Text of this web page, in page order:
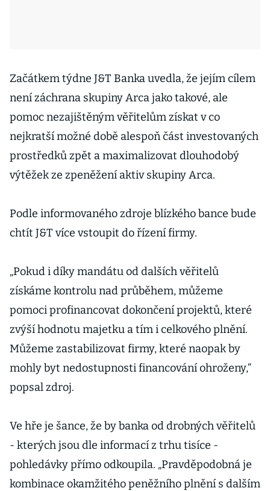
Začátkem týdne J&T Banka uvedla, že jejím cílem
není záchrana skupiny Arca jako takové, ale
pomoc nezajištěným věřitelům získat v co
nejkratší možné době alespoň část investovaných
prostředků zpět a maximalizovat dlouhodobý
výtěžek ze zpeněžení aktiv skupiny Arca.
Podle informovaného zdroje blízkého bance bude
chtít J&T více vstoupit do řízení firmy.
„Pokud i díky mandátu od dalších věřitelů
získáme kontrolu nad průběhem, můžeme
pomoci profinancovat dokončení projektů, které
zvýší hodnotu majetku a tím i celkového plnění.
Můžeme zastabilizovat firmy, které naopak by
mohly byt nedostupnosti financování ohroženy,“
popsal zdroj.
Ve hře je šance, že by banka od drobných věřitelů
- kterých jsou dle informací z trhu tisíce -
pohledávky přímo odkoupila. „Pravděpodobná je
kombinace okamžitého peněžního plnění s dalším